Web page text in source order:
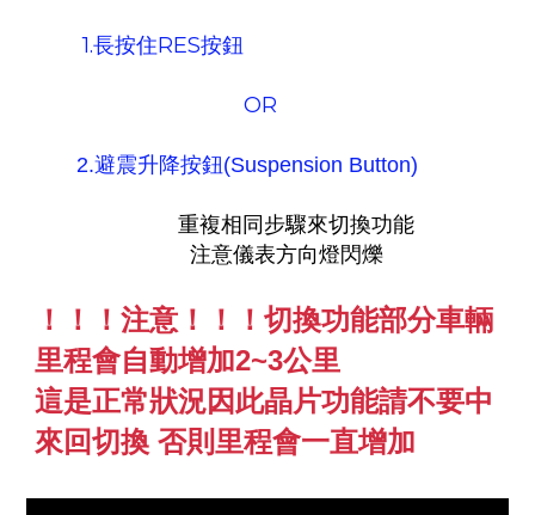
1.長按住RES按鈕
OR
2.避震升降按鈕(Suspension Button)
重複相同步驟來切換功能
注意儀表方向燈閃爍
！！！注意！！！切換功能部分車輛
里程會自動增加2~3公里
這是正常狀況因此晶片功能請不要中
來回切換 否則里程會一直增加